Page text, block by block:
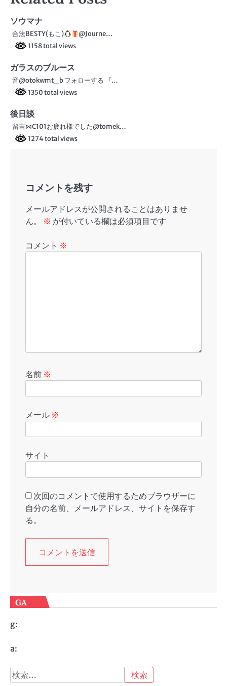
ゲ
ー
シ
ョ
ソウマナ
合法BESTY(もこ)
@Journe…
1158 total views
ガラスのブルース
音@otokwmt_b フォローする 『…
1350 total views
後日談
留吉⋈C101お疲れ様でした@tomek…
1274 total views
コメントを残す
メールアドレスが公開されることはありませ
ん。
※ が付いている欄は必須項目です
コメント ※
名前 ※
メール ※
サイト
次回のコメントで使用するためブラウザーに
自分の名前、メールアドレス、サイトを保存す
る。
GA
g:
a:
検